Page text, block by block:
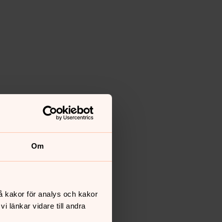
Om
kakor för analys och kakor
länkar vidare till andra